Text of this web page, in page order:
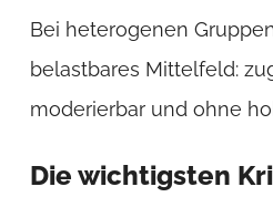
Bei heterogenen
belastbares Mittelfeld:
moderierbar und ohne
Die wichtigsten